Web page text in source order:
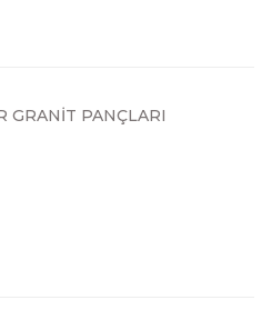
GRANİT PANÇLARI